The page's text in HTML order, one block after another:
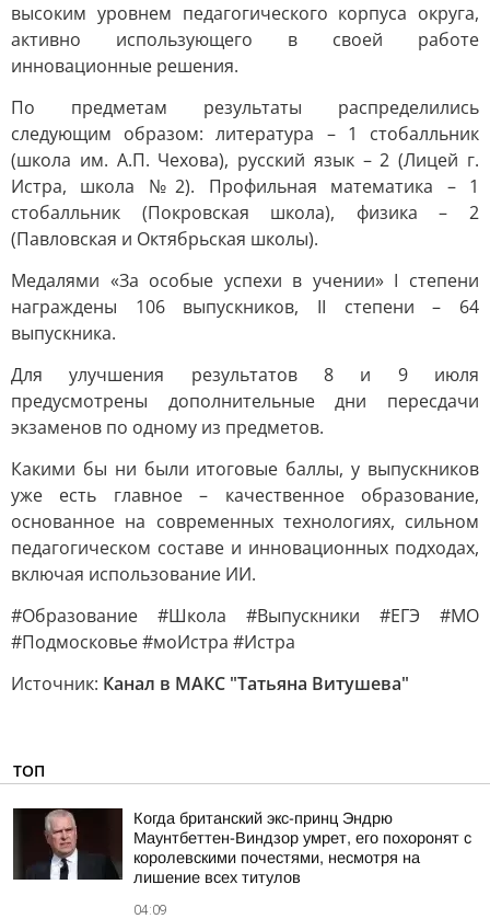
высоким уровнем педагогического корпуса округа,
активно использующего в своей работе
инновационные решения.
По предметам результаты распределились
следующим образом: литература – 1 стобалльник
(школа им. А.П. Чехова), русский язык – 2 (Лицей г.
Истра, школа №2). Профильная математика – 1
стобалльник (Покровская школа), физика – 2
(Павловская и Октябрьская школы).
Медалями «За особые успехи в учении» I степени
награждены 106 выпускников, II степени – 64
выпускника.
Для улучшения результатов 8 и 9 июля
предусмотрены дополнительные дни пересдачи
экзаменов по одному из предметов.
Какими бы ни были итоговые баллы, у выпускников
уже есть главное – качественное образование,
основанное на современных технологиях, сильном
педагогическом составе и инновационных подходах,
включая использование ИИ.
#Образование #Школа #Выпускники #ЕГЭ #МО
#Подмосковье #моИстра #Истра
Источник: Канал в МАКС "Татьяна Витушева"
ТОП
Когда британский экс-принц Эндрю
Маунтбеттен-Виндзор умрет, его похоронят с
королевскими почестями, несмотря на
лишение всех титулов
04:09